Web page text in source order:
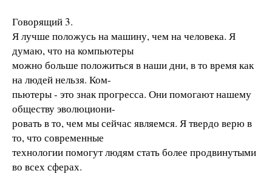
Говорящий 3.
Я лучше положусь на машину, чем на человека. Я
думаю, что на компьютеры
можно больше положиться в наши дни, в то время как
на людей нельзя. Ком-
пьютеры - это знак прогресса. Они помогают нашему
обществу эволюциони-
ровать в то, чем мы сейчас являемся. Я твердо верю в
то, что современные
технологии помогут людям стать более продвинутыми
во всех сферах.